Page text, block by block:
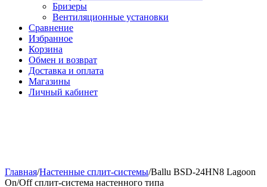
Бризеры
Вентиляционные установки
Сравнение
Избранное
Корзина
Обмен и возврат
Доставка и оплата
Магазины
Личный кабинет
Главная/Настенные сплит-системы/Ballu BSD-24HN8 Lagoon
On/Off сплит-система настенного типа